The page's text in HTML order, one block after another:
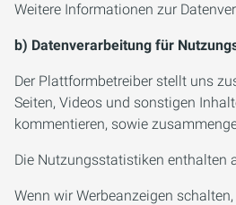
Weitere Informationen zur
b) Datenverarbeitung für
Der Plattformbetreiber stellt uns
Seiten, Videos und sonstigen
kommentieren, sowie
Die Nutzungsstatistiken enthalten
Wenn wir Werbeanzeigen